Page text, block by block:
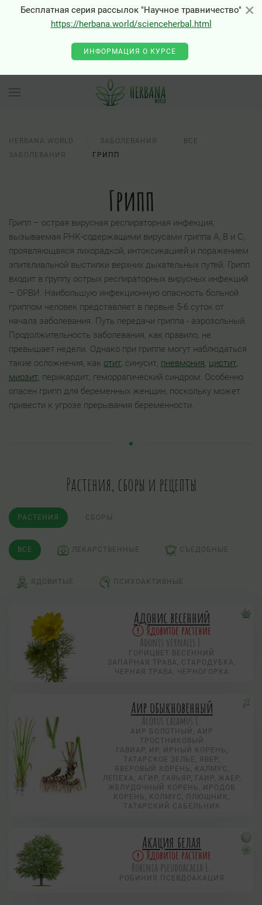
×
Бесплатная серия рассылок "Научное травничество"
https://herbana.world/scienceherbal.html
ИНФОРМАЦИЯ О КУРСЕ
HERBANA.WORLD ЗАБОЛЕВАНИЯ
ВСЕ
ЗАБОЛЕВАНИЯ
ГРИПП
Грипп
Грипп – острая вирусная респираторная инфекция,
вызываемая РНК-содержащими вирусами гриппа А, В и С,
проявляющаяся лихорадкой, интоксикацией и поражением
эпителиальной выстилки верхних дыхательных путей. Грипп
входит в группу острых респираторных вирусных инфекций
– ОРВИ. Наибольшую инфекционную опасность больной
гриппом человек представляет в первые 5-6 суток от
начала заболевания. Путь передачи гриппа - аэрозольный.
Продолжительность заболевания, как правило, не
превышает недели. Однако при гриппе могут наблюдаться
такие осложнения, как отит, синусит, пневмония, цистит,
миозит, перикардит, геморрагический синдром. Особенно
опасен грипп для беременных женщин, поскольку может
привести к угрозе прерывания беременности.
Растения, сборы и рецепты
РАСТЕНИЯ СБОРЫ
ВСЕ ЛЕКАРСТВЕННЫЕ СЪЕДОБНЫЕ
ЯДОВИТЫЕ ПСИХОАКТИВНЫЕ
Адонис весенний
Ядовитое растение
Adonis vernalis L.
ГОРИЦВЕТ ВЕСЕННИЙ
ЗАПАРНАЯ ТРАВА, СТАРОДУБКА,
ЧЕРНАЯ ТРАВА, ЧЕРНОГОРКА
Аир обыкновенный
Acorus calamus L.
АИР БОЛОТНЫЙ, АИР
ТРОСТНИКОВЫЙ
ГАВИАР, ИР, ИРНЫЙ КОРЕНЬ,
ТАТАРСКОЕ ЗЕЛЬЕ, ЯВЕР,
ЯВЕРОВЫЙ КОРЕНЬ, КАЛМУС,
ЛЕПЕХА, АГИР, ГАВЬЯР, ГАИР, ЖАЕР,
ЖЕЛУДОЧНЫЙ КОРЕНЬ, ИРОДОВ
КОРЕНЬ, КОЛМУС, ПЛЮШНИК,
ТАТАРСКИЙ САБЕЛЬНИК
Акация белая
Ядовитое растение
Robinia pseudoacacia L.
РОБИНИЯ ПСЕВДОАКАЦИЯ
×